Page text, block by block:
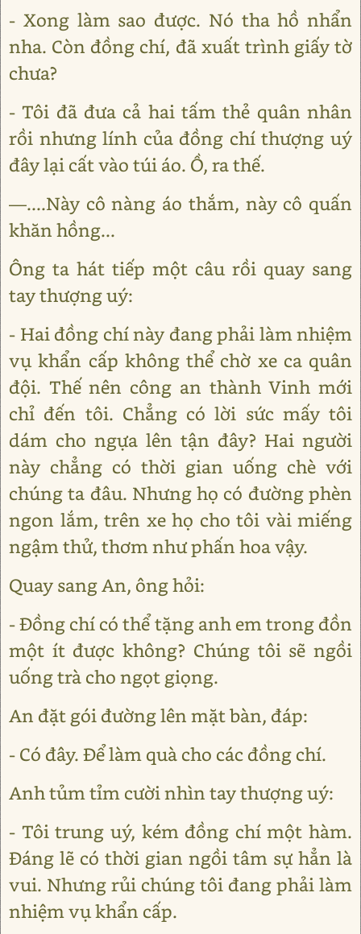
- Xong làm sao được. Nó tha hồ nhẩn
nha. Còn đồng chí, đã xuất trình giấy tờ
chưa?
- Tôi đã đưa cả hai tấm thẻ quân nhân
rồi nhưng lính của đồng chí thượng uý
đây lại cất vào túi áo. Ồ, ra thế.
―....Này cô nàng áo thắm, này cô quấn
khăn hồng...
Ông ta hát tiếp một câu rồi quay sang
tay thượng uý:
- Hai đồng chí này đang phải làm nhiệm
vụ khẩn cấp không thể chờ xe ca quân
đội. Thế nên công an thành Vinh mới
chỉ đến tôi. Chẳng có lời sức mấy tôi
dám cho ngựa lên tận đây? Hai người
này chẳng có thời gian uống chè với
chúng ta đâu. Nhưng họ có đường phèn
ngon lắm, trên xe họ cho tôi vài miếng
ngậm thử, thơm như phấn hoa vậy.
Quay sang An, ông hỏi:
- Đồng chí có thể tặng anh em trong đồn
một ít được không? Chúng tôi sẽ ngồi
uống trà cho ngọt giọng.
An đặt gói đường lên mặt bàn, đáp:
- Có đây. Để làm quà cho các đồng chí.
Anh tủm tỉm cười nhìn tay thượng uý:
- Tôi trung uý, kém đồng chí một hàm.
Đáng lẽ có thời gian ngồi tâm sự hẳn là
vui. Nhưng rủi chúng tôi đang phải làm
nhiệm vụ khẩn cấp.